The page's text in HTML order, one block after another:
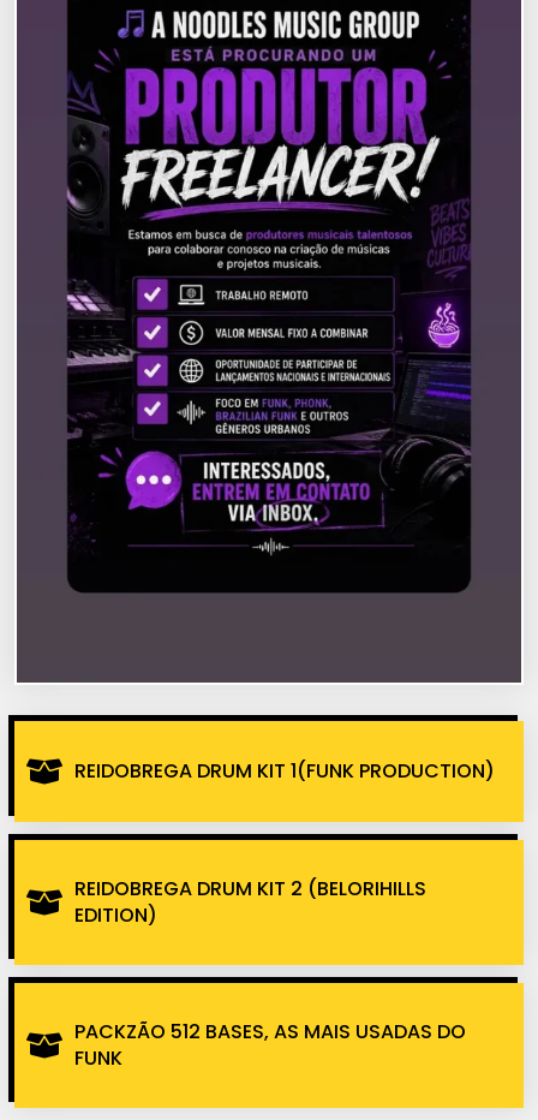
REIDOBREGA DRUM KIT 1(FUNK PRODUCTION)
REIDOBREGA DRUM KIT 2 (BELORIHILLS
EDITION)
PACKZÃO 512 BASES, AS MAIS USADAS DO
FUNK